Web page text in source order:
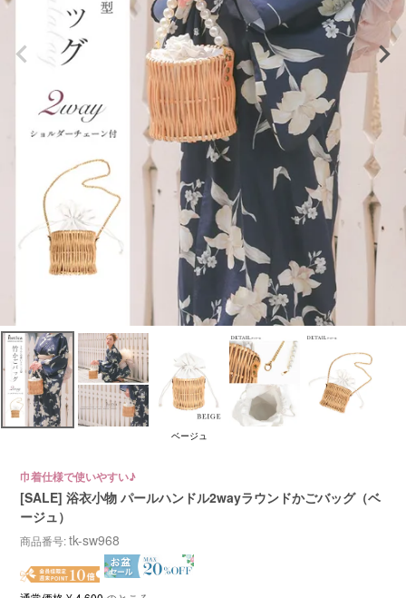
ベージュ
巾着仕様で使いやすい♪
[SALE] 浴衣小物 パールハンドル2wayラウンドかごバッグ（ベ
ージュ）
商品番号 tk-sw968